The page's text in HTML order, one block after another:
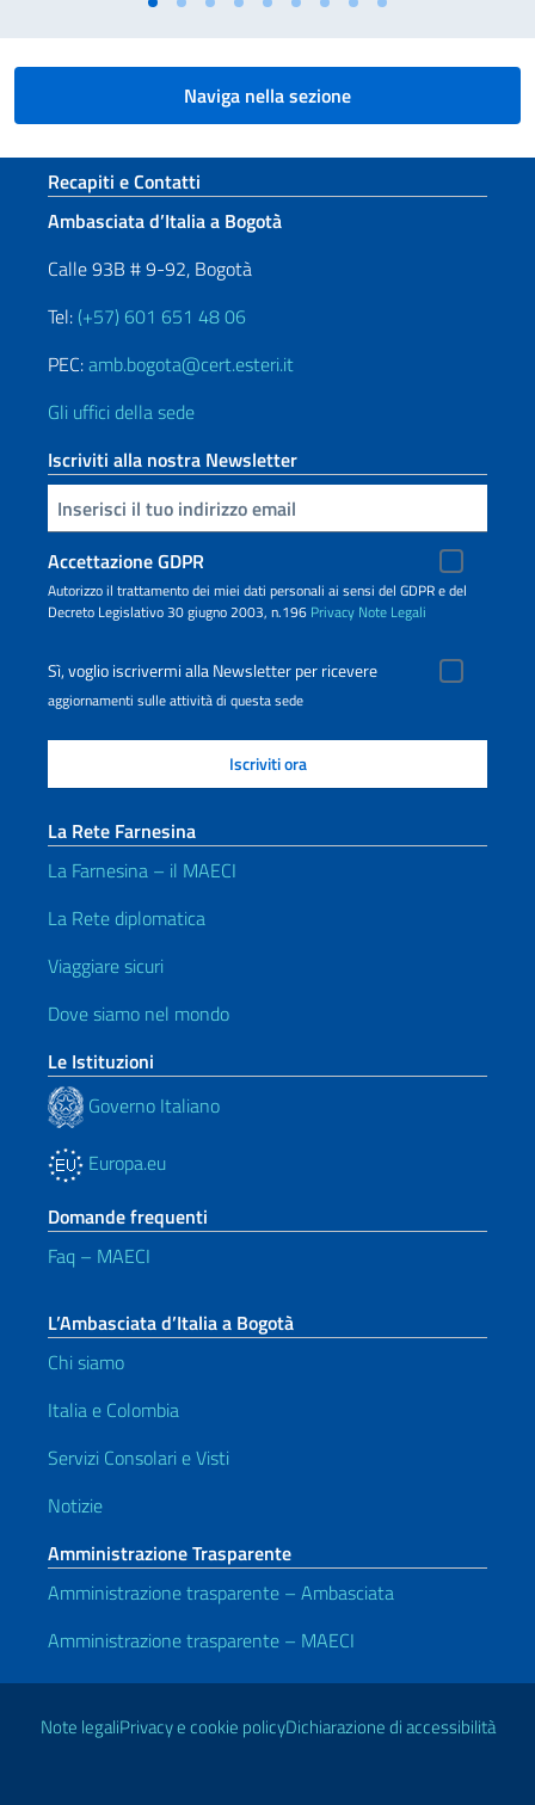
Naviga nella sezione
Sezione footer
Recapiti e Contatti
Ambasciata d’Italia a Bogotà
Calle 93B # 9-92, Bogotà
Tel: (+57) 601 651 48 06
PEC:amb.bogota@cert.esteri.it
Gli uffici della sede
Iscriviti alla nostra Newsletter
Inserisci la tua email
Accettazione GDPR
Autorizzo il trattamento dei miei dati personali ai sensi del GDPR e del
Decreto Legislativo 30 giugno 2003, n.196 Privacy Note Legali
Sì, voglio iscrivermi alla Newsletter per ricevere
aggiornamenti sulle attività di questa sede
La Rete Farnesina
La Farnesina – il MAECI
La Rete diplomatica
Viaggiare sicuri
Dove siamo nel mondo
Le Istituzioni
Governo Italiano
Europa.eu
Domande frequenti
Faq – MAECI
L’Ambasciata d’Italia a Bogotà
Chi siamo
Italia e Colombia
Servizi Consolari e Visti
Notizie
Amministrazione Trasparente
Amministrazione trasparente – Ambasciata
Amministrazione trasparente – MAECI
Link Utili
Note legaliPrivacy e cookie policyDichiarazione di accessibilità